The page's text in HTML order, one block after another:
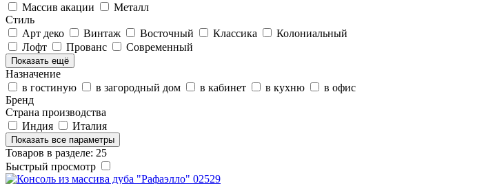
Массив акации
Металл
Стиль
Арт деко
Винтаж Восточный Классика
Колониальный
Лофт
Прованс Современный
Показать ещё
Назначение
в гостиную
в загородный дом в кабинет в кухню
в офис
Бренд
Страна производства
Индия
Италия
Показать все параметры
Товаров в разделе: 25
Быстрый просмотр